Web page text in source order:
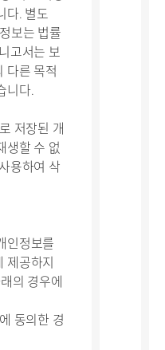
다. 별도
보는 법률
고서는 보
다른 목적
니다.
저장된 개
생할 수 없
용하여 삭
인정보를
제공하지
의 경우에
동의한 경